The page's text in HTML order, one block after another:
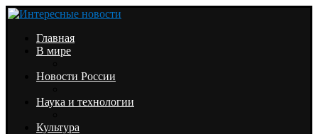
Главная
В мире
Новости России
Наука и технологии
Культура